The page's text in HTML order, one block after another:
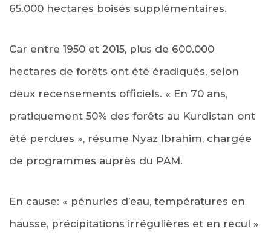
65.000 hectares boisés supplémentaires.
Car entre 1950 et 2015, plus de 600.000
hectares de forêts ont été éradiqués, selon
deux recensements officiels. « En 70 ans,
pratiquement 50% des forêts au Kurdistan ont
été perdues », résume Nyaz Ibrahim, chargée
de programmes auprès du PAM.
En cause: « pénuries d’eau, températures en
hausse, précipitations irrégulières et en recul »